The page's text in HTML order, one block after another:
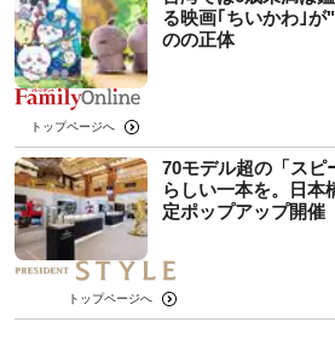
る映画｢ちいかわ｣
のの正体
トップページへ
70モデル超の「スピ
らしい一本を。日本
定ポップアップ開催
トップページへ